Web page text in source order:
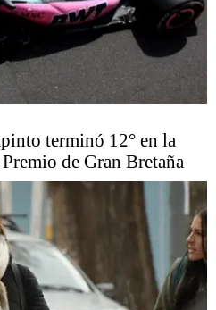
terminó 12° en la
de Gran Bretaña